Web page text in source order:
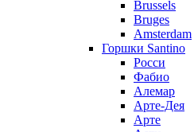
Brussels
Bruges
Amsterdam
Горшки Santino
Росси
Фабио
Алемар
Арте-Дея
Арте